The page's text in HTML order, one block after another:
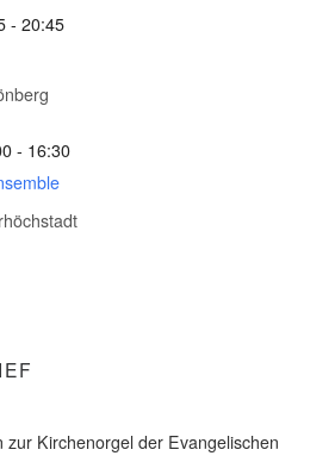
- 20:45
- 16:30
Kirchenorgel der Evangelischen